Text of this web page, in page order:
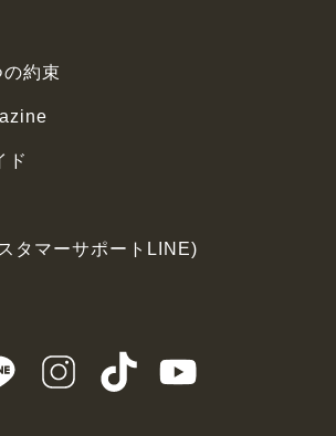
約束
ド
タマーサポートLINE)